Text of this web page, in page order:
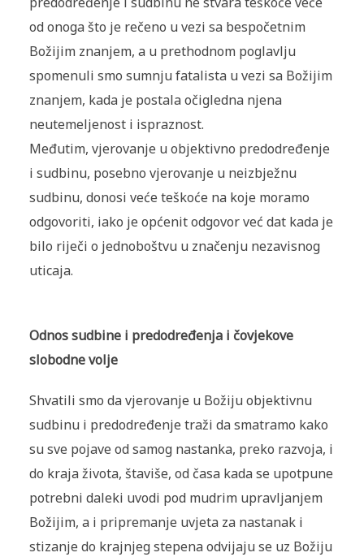
od onoga što je rečeno u vezi sa bespočetnim
Božijim znanjem, a u prethodnom poglavlju
spomenuli smo sumnju fatalista u vezi sa Božijim
znanjem, kada je postala očigledna njena
neutemeljenost i ispraznost.
Međutim, vjerovanje u objektivno predodređenje
i sudbinu, posebno vjerovanje u neizbježnu
sudbinu, donosi veće teškoće na koje moramo
odgovoriti, iako je općenit odgovor već dat kada je
bilo riječi o jednoboštvu u značenju nezavisnog
uticaja.
Odnos sudbine i predodređenja i čovjekove
slobodne volje
Shvatili smo da vjerovanje u Božiju objektivnu
sudbinu i predodređenje traži da smatramo kako
su sve pojave od samog nastanka, preko razvoja, i
do kraja života, štaviše, od časa kada se upotpune
potrebni daleki uvodi pod mudrim upravljanjem
Božijim, a i pripremanje uvjeta za nastanak i
stizanje do krajnjeg stepena odvijaju se uz Božiju